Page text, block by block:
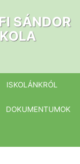
SÁNDOR
ISKOLÁNKRÓL
DOKUMENTUMOK